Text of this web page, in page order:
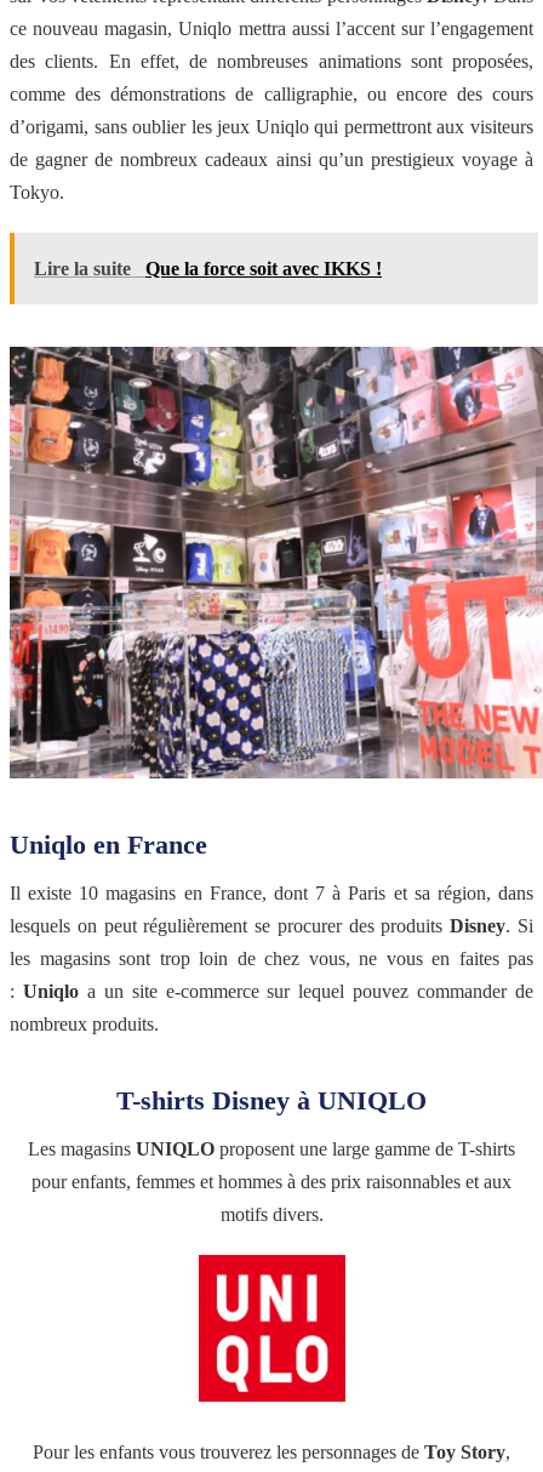
ce nouveau magasin, Uniqlo mettra aussi l’accent sur l’engagement
des clients. En effet, de nombreuses animations sont proposées,
comme des démonstrations de calligraphie, ou encore des cours
d’origami, sans oublier les jeux Uniqlo qui permettront aux visiteurs
de gagner de nombreux cadeaux ainsi qu’un prestigieux voyage à
Tokyo.
Lire la suite Que la force soit avec IKKS !
Uniqlo en France
Il existe 10 magasins en France, dont 7 à Paris et sa région, dans
lesquels on peut régulièrement se procurer des produitsDisney. Si
les magasins sont trop loin de chez vous, ne vous en faites pas
: Uniqloa un site e-commerce sur lequel pouvez commander de
nombreux produits.
T-shirts Disney à UNIQLO
Les magasins UNIQLO proposent une large gamme de T-shirts
pour enfants, femmes et hommes à des prix raisonnables et aux
motifs divers.
Pour les enfants vous trouverez les personnages de Toy Story,